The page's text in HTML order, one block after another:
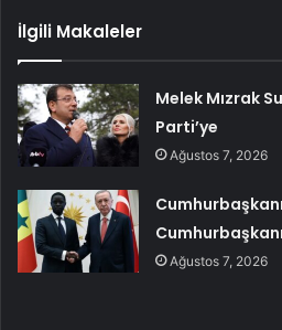
İlgili Makaleler
Melek Mızrak
Parti’ye
Ağustos 7, 2026
Ağustos 7, 2026